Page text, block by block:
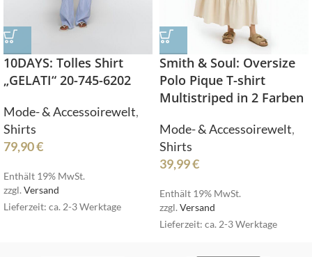
10DAYS: Tolles Shirt
„GELATI“ 20-745-6202
Mode- & Accessoirewelt,
Shirts
79,90€
Enthält 19% MwSt.
zzgl. Versand
Lieferzeit: ca. 2-3 Werktage
Smith & Soul: Oversize
Polo Pique T-shirt
Multistriped in 2 Farben
Mode- & Accessoirewelt,
Shirts
39,99€
Enthält 19% MwSt.
zzgl. Versand
Lieferzeit: ca. 2-3 Werktage